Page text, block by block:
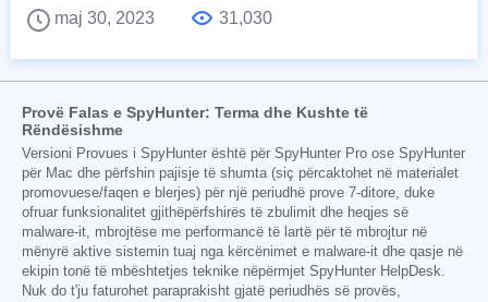
maj 30, 2023
31,030
Provë Falas e SpyHunter: Terma dhe Kushte të
Rëndësishme
Versioni Provues i SpyHunter është për SpyHunter Pro ose SpyHunter
për Mac dhe përfshin pajisje të shumta (siç përcaktohet në materialet
promovuese/faqen e blerjes) për një periudhë prove 7-ditore, duke
ofruar funksionalitet gjithëpërfshirës të zbulimit dhe heqjes së
malware-it, mbrojtëse me performancë të lartë për të mbrojtur në
mënyrë aktive sistemin tuaj nga kërcënimet e malware-it dhe qasje në
ekipin tonë të mbështetjes teknike nëpërmjet SpyHunter HelpDesk.
Nuk do t'ju faturohet paraprakisht gjatë periudhës së provës,